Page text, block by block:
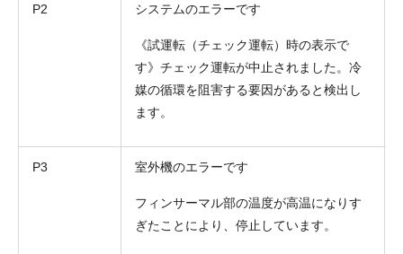
P2 システムのエラーです
《試運転（チェック運転）時の表示で
す》チェック運転が中止されました。冷
媒の循環を阻害する要因があると検出し
ます。
P3 室外機のエラーです
フィンサーマル部の温度が高温になりす
ぎたことにより、停止しています。